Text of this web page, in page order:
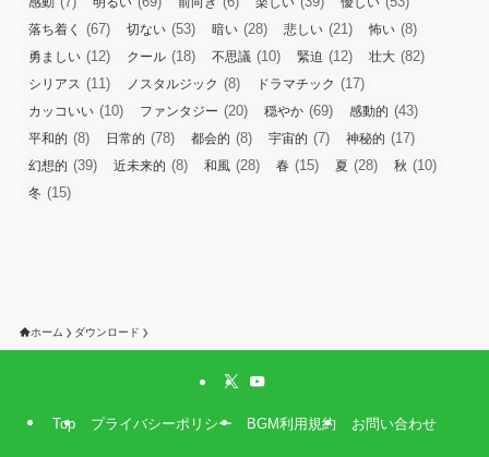
落ち着く (67) 切ない (53) 暗い (28) 悲しい (21) 怖い (8)
勇ましい (12) クール (18) 不思議 (10) 緊迫 (12) 壮大 (82)
シリアス (11) ノスタルジック (8) ドラマチック (17)
カッコいい (10) ファンタジー (20) 穏やか (69) 感動的 (43)
平和的 (8) 日常的 (78) 都会的 (8) 宇宙的 (7) 神秘的 (17)
幻想的 (39) 近未来的 (8) 和風 (28) 春 (15) 夏 (28) 秋 (10)
冬 (15)
ホーム ダウンロード
Top プライバシーポリシー BGM利用規約 お問い合わせ